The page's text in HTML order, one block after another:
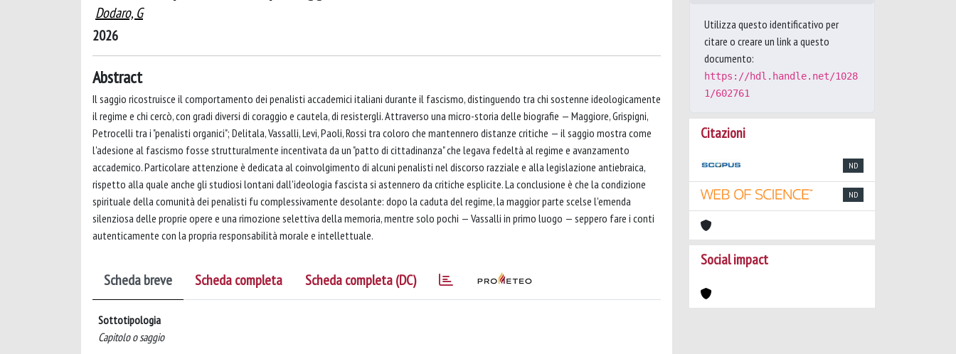
Dodaro, G
2026
Abstract
Il saggio ricostruisce il comportamento dei penalisti accademici italiani durante il fascismo, distinguendo tra chi sostenne ideologicamente
il regime e chi cercò, con gradi diversi di coraggio e cautela, di resistergli. Attraverso una micro-storia delle biografie — Maggiore, Grispigni,
Petrocelli tra i "penalisti organici"; Delitala, Vassalli, Levi, Paoli, Rossi tra coloro che mantennero distanze critiche — il saggio mostra come
l'adesione al fascismo fosse strutturalmente incentivata da un "patto di cittadinanza" che legava fedeltà al regime e avanzamento
accademico. Particolare attenzione è dedicata al coinvolgimento di alcuni penalisti nel discorso razziale e alla legislazione antiebraica,
rispetto alla quale anche gli studiosi lontani dall'ideologia fascista si astennero da critiche esplicite. La conclusione è che la condizione
spirituale della comunità dei penalisti fu complessivamente desolante: dopo la caduta del regime, la maggior parte scelse l'emenda
silenziosa delle proprie opere e una rimozione selettiva della memoria, mentre solo pochi — Vassalli in primo luogo — seppero fare i conti
autenticamente con la propria responsabilità morale e intellettuale.
Scheda breve Scheda completa Scheda completa (DC)
Sottotipologia
Capitolo o saggio
Utilizza questo identificativo per
citare o creare un link a questo
documento:
https://hdl.handle.net/1028
1/602761
Citazioni
ND
ND
Social impact